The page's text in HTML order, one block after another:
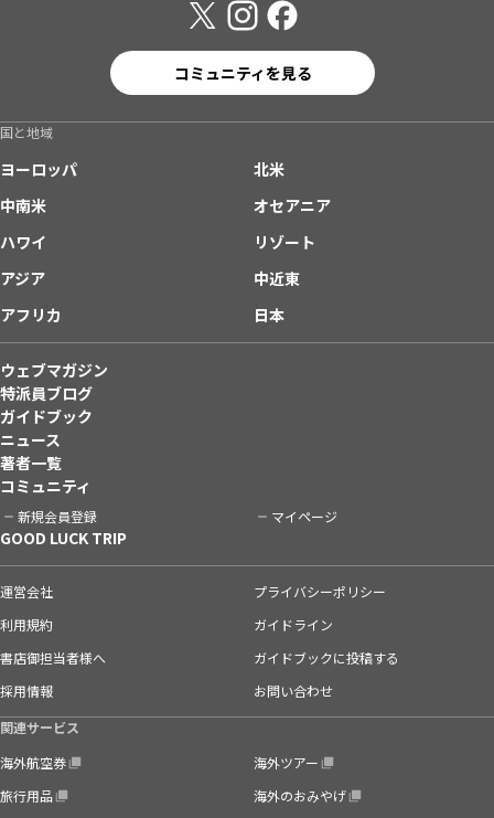
コミュニティを見る
国と地域
ヨーロッパ
北米
中南米
オセアニア
ハワイ
リゾート
アジア
中近東
アフリカ
日本
ウェブマガジン
特派員ブログ
ガイドブック
ニュース
著者一覧
コミュニティ
新規会員登録 マイページ
GOOD LUCK TRIP
運営会社
プライバシーポリシー
利用規約
ガイドライン
書店御担当者様へ
ガイドブックに投稿する
採用情報
お問い合わせ
関連サービス
海外航空券
海外ツアー
旅行用品
海外のおみやげ